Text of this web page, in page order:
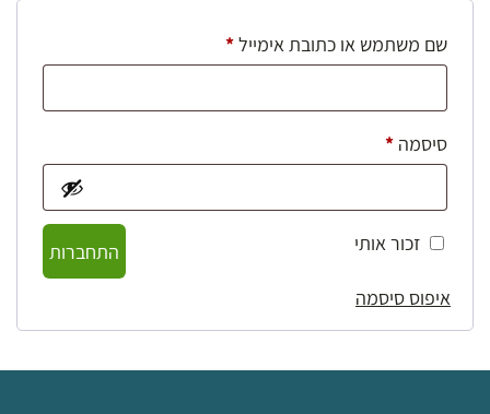
שם משתמש או כתובת אימייל*חובה
סיסמה *חובה
זכור אותי
התחברות
איפוס סיסמה